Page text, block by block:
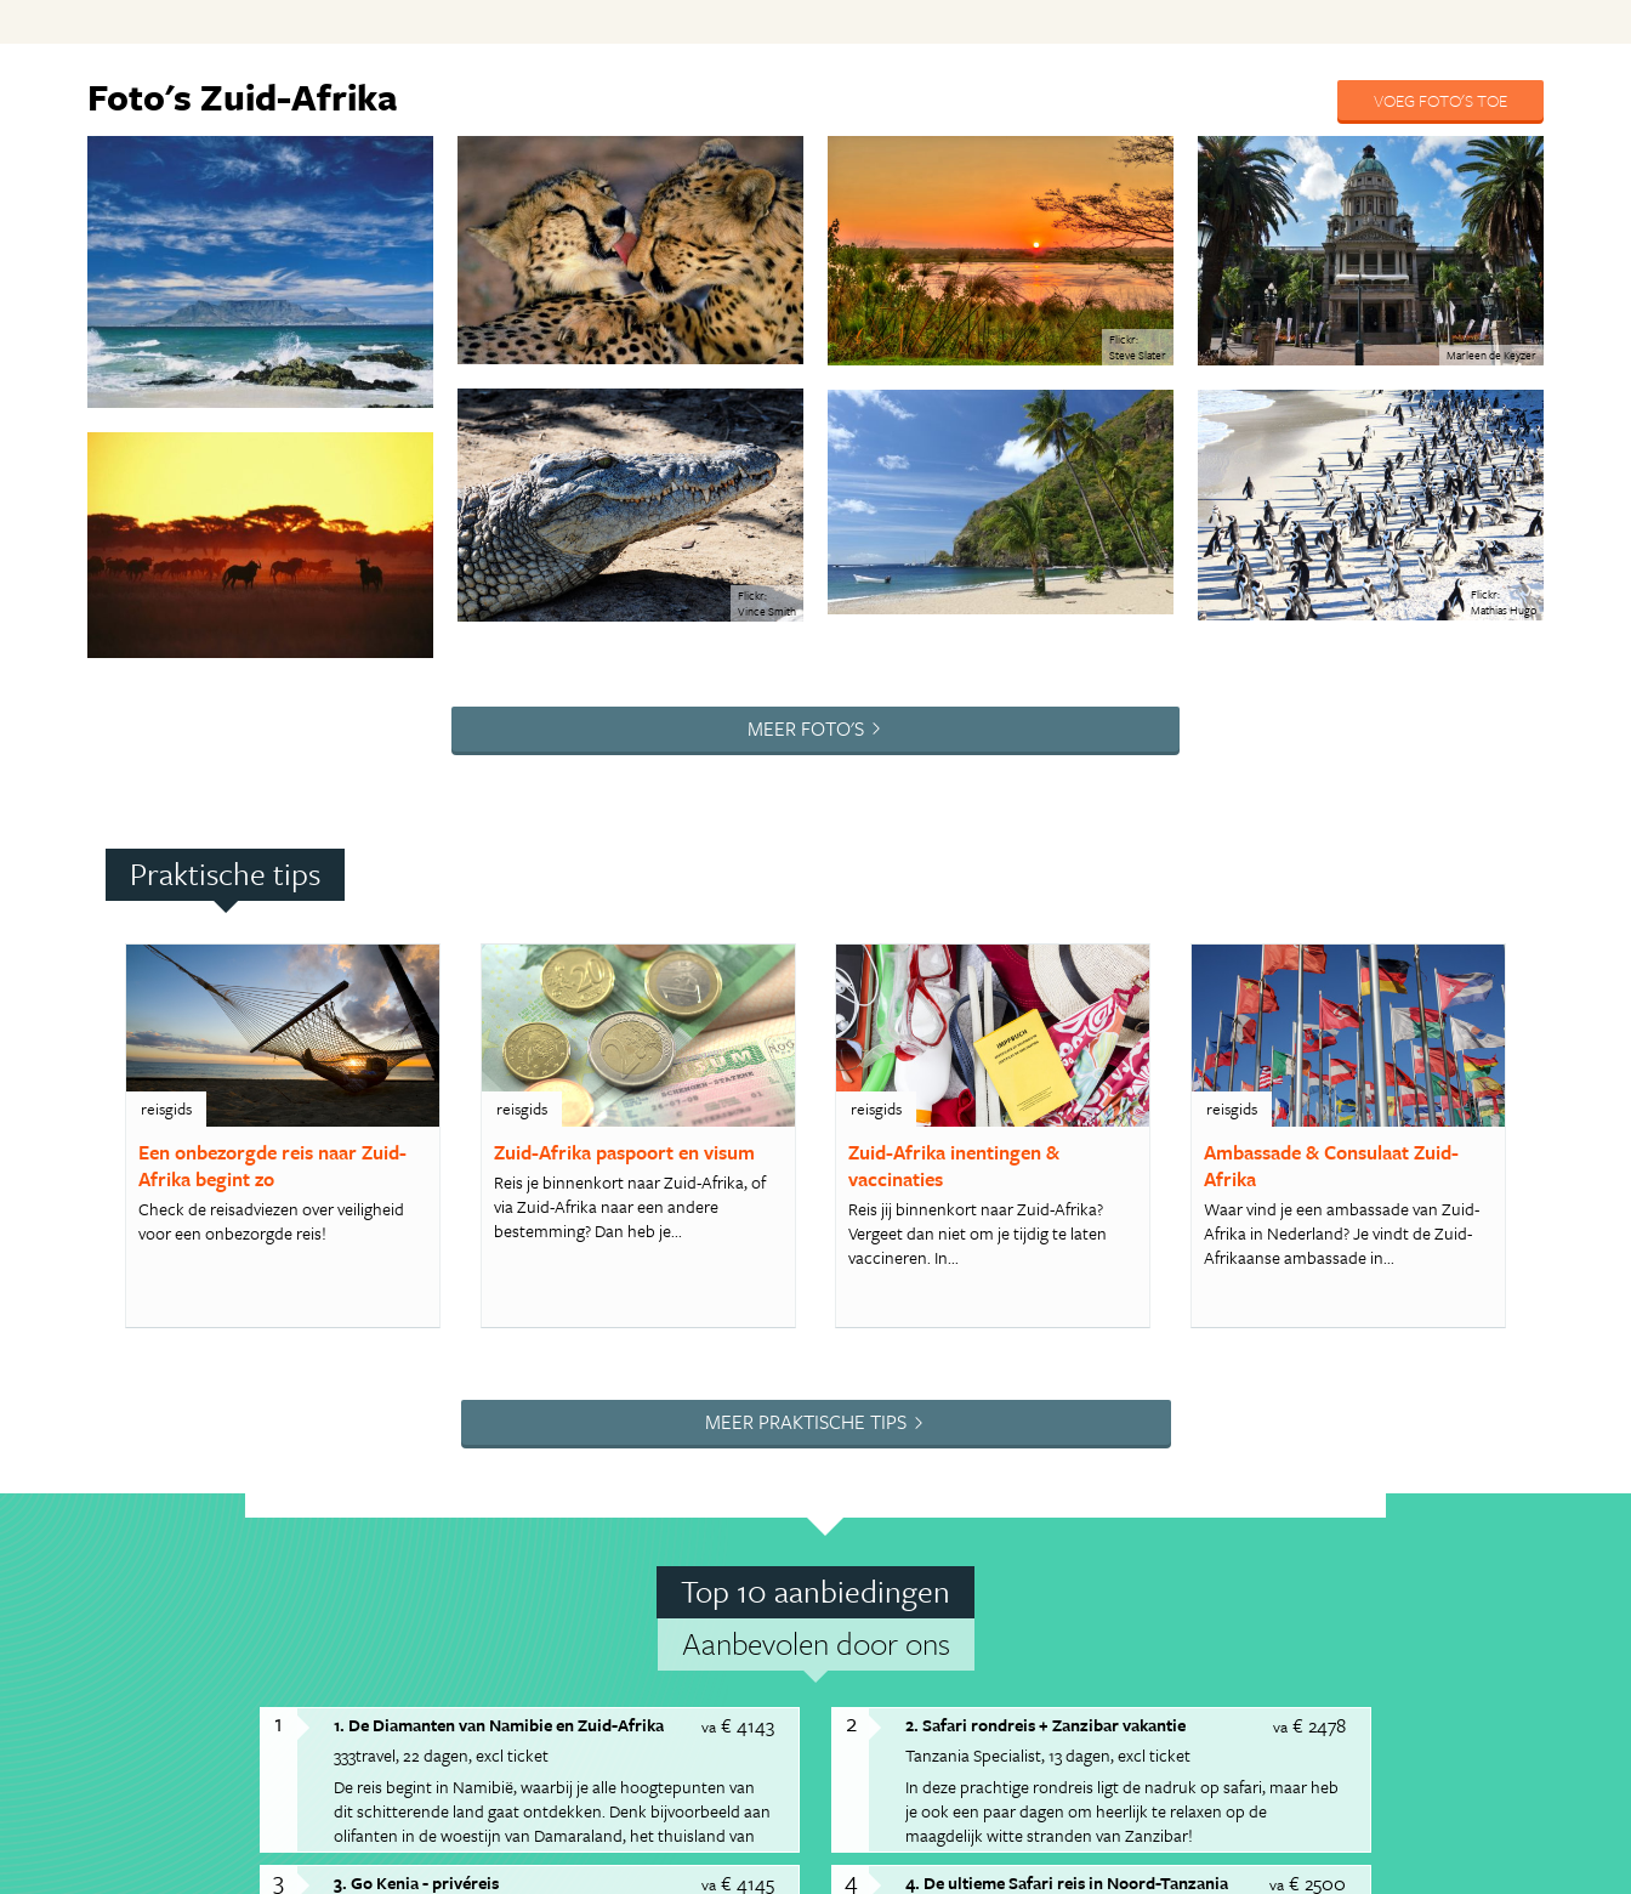
VOEG FOTO'S TOE
Foto's Zuid-Afrika
Flickr:
Steve Slater
Marleen de Keyzer
Flickr:
Vince Smith
Flickr:
Mathias Hugo
MEER FOTO'S
Praktische tips
reisgids
Een onbezorgde reis naar Zuid-
Afrika begint zo
Check de reisadviezen over veiligheid
voor een onbezorgde reis!
reisgids
Zuid-Afrika paspoort en visum
Reis je binnenkort naar Zuid-Afrika, of
via Zuid-Afrika naar een andere
bestemming? Dan heb je...
reisgids
Zuid-Afrika inentingen &
vaccinaties
Reis jij binnenkort naar Zuid-Afrika?
Vergeet dan niet om je tijdig te laten
vaccineren. In...
reisgids
Ambassade & Consulaat Zuid-
Afrika
Waar vind je een ambassade van Zuid-
Afrika in Nederland? Je vindt de Zuid-
Afrikaanse ambassade in...
MEER PRAKTISCHE TIPS
Top 10 aanbiedingen
Aanbevolen door ons
1 va€ 4143
1. De Diamanten van Namibie en Zuid-Afrika
333travel 22 dagen excl ticket
De reis begint in Namibië, waarbij je alle hoogtepunten van
dit schitterende land gaat ontdekken. Denk bijvoorbeeld aan
olifanten in de woestijn van Damaraland, het thuisland van
de Himba bevolking.
2 va € 2478
2. Safari rondreis + Zanzibar vakantie
Tanzania Specialist 13 dagen excl ticket
In deze prachtige rondreis ligt de nadruk op safari, maar heb
je ook een paar dagen om heerlijk te relaxen op de
maagdelijk witte stranden van Zanzibar!
3 va€ 4145
3. Go Kenia - privéreis 4 va € 2500
4. De ultieme Safari reis in Noord-Tanzania